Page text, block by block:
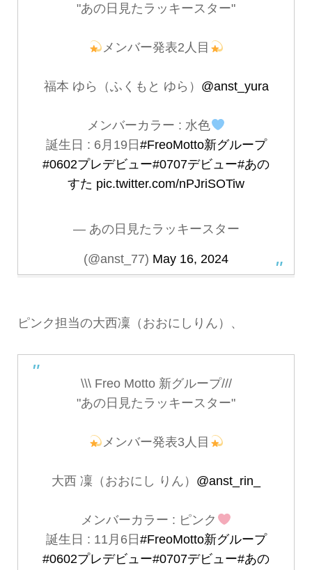
"あの日見たラッキースター"
メンバー発表2人目
福本 ゆら（ふくもと ゆら） @anst_yura
メンバーカラー : 水色
誕生日 : 6月19日#FreoMotto新グループ
#0602プレデビュー#0707デビュー#あの
すた pic.twitter.com/nPJriSOTiw
— あの日見たラッキースター
(@anst_77) May 16, 2024
ピンク担当の大西凜（おおにしりん）、
\\\ Freo Motto 新グループ///
"あの日見たラッキースター"
メンバー発表3人目
大西 凜（おおにし りん） @anst_rin_
メンバーカラー : ピンク
誕生日 : 11月6日#FreoMotto新グループ
#0602プレデビュー#0707デビュー#あの